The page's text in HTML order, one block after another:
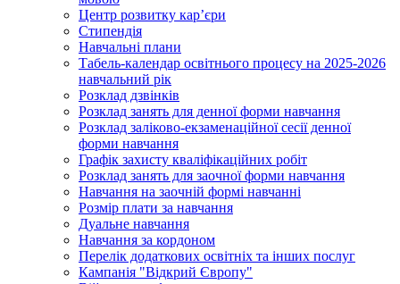
Центр розвитку кар’єри
Стипендія
Навчальні плани
Табель-календар освітнього процесу на 2025-2026
навчальний рік
Розклад дзвінків
Розклад занять для денної форми навчання
Розклад заліково-екзаменаційної сесії денної
форми навчання
Графік захисту кваліфікаційних робіт
Розклад занять для заочної форми навчання
Навчання на заочній формі навчанні
Розмір плати за навчання
Дуальне навчання
Навчання за кордоном
Перелік додаткових освітніх та інших послуг
Кампанія "Відкрий Європу"